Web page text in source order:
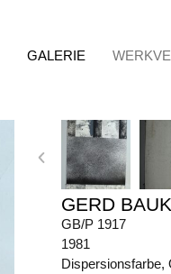
GALERIE
GERD
GB/P 1917
1981
Dispersionsfarbe,